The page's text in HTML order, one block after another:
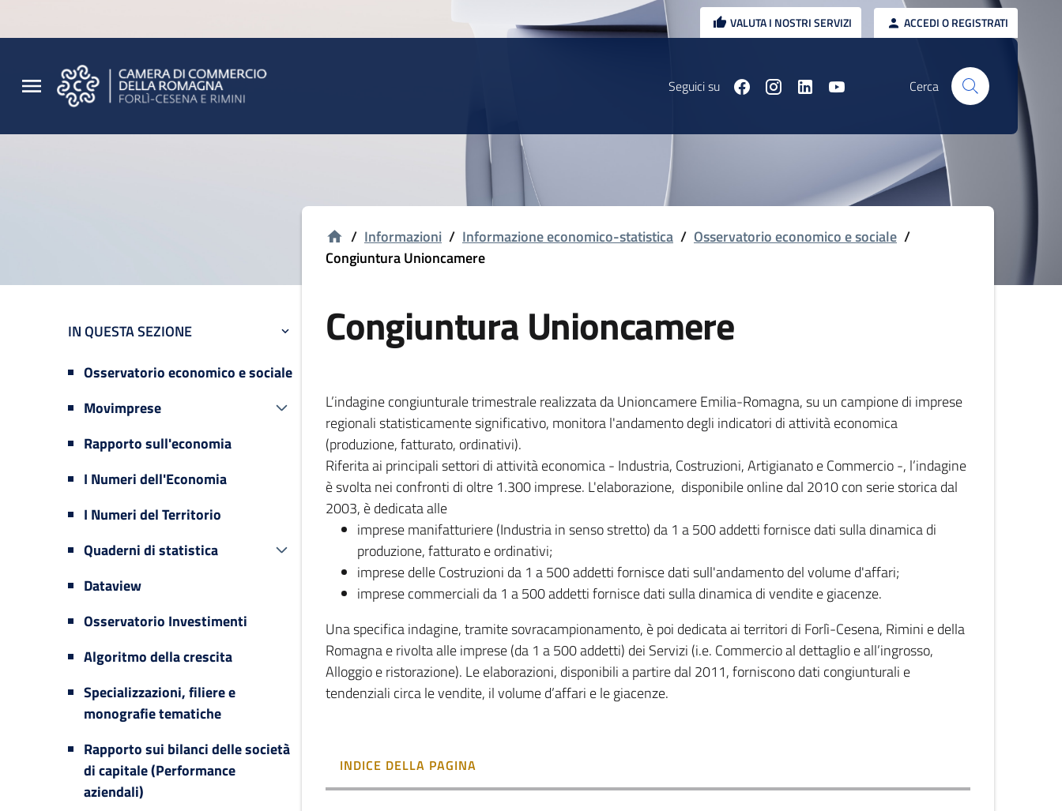
VALUTA I NOSTRI SERVIZI ACCEDI O REGISTRATI
Seguici su Cerca
IN QUESTA SEZIONE
Osservatorio economico e sociale
Movimprese
Rapporto sull'economia
I Numeri dell'Economia
I Numeri del Territorio
Quaderni di statistica
Dataview
Osservatorio Investimenti
Algoritmo della crescita
Specializzazioni, filiere e
monografie tematiche
Rapporto sui bilanci delle società
di capitale (Performance
aziendali)
/ Informazioni / Informazione economico-statistica / Osservatorio economico e sociale /
Congiuntura Unioncamere
Congiuntura Unioncamere
L’indagine congiunturale trimestrale realizzata da Unioncamere Emilia-Romagna, su un campione di imprese
regionali statisticamente significativo, monitora l'andamento degli indicatori di attività economica
(produzione, fatturato, ordinativi).
Riferita ai principali settori di attività economica - Industria, Costruzioni, Artigianato e Commercio -, l’indagine
è svolta nei confronti di oltre 1.300 imprese. L'elaborazione, disponibile online dal 2010 con serie storica dal
2003, è dedicata alle
imprese manifatturiere (Industria in senso stretto) da 1 a 500 addetti fornisce dati sulla dinamica di
produzione, fatturato e ordinativi;
imprese delle Costruzioni da 1 a 500 addetti fornisce dati sull'andamento del volume d'affari;
imprese commerciali da 1 a 500 addetti fornisce dati sulla dinamica di vendite e giacenze.
Una specifica indagine, tramite sovracampionamento, è poi dedicata ai territori di Forlì-Cesena, Rimini e della
Romagna e rivolta alle imprese (da 1 a 500 addetti) dei Servizi (i.e. Commercio al dettaglio e all’ingrosso,
Alloggio e ristorazione). Le elaborazioni, disponibili a partire dal 2011, forniscono dati congiunturali e
tendenziali circa le vendite, il volume d’affari e le giacenze.
INDICE DELLA PAGINA